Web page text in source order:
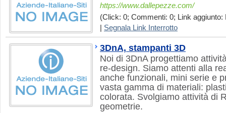
https://www.dallepezze.com/
(Click: 0; Commenti: 0; Link aggiunto:
Segnala Link Interrotto
3DnA, stampanti 3D
Noi di 3DnA progettiamo
re-design. Siamo attenti alla
anche funzionali, mini serie e
vasta gamma di materiali:
colorata. Svolgiamo attività di
geometrie.